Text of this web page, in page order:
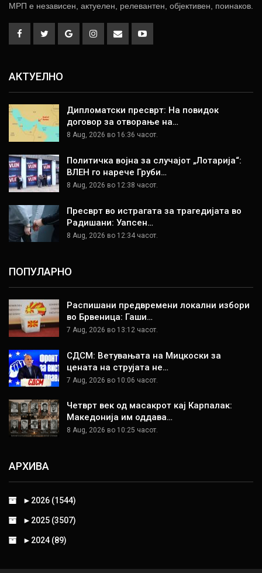
МРП е независен, актуелен, релевантен, објективен, поинаков.
АКТУЕЛНО
Дипломатски пресврт: На повидок
договор за отворање на…
8 Aug, 2026 во 16:36 часот.
Политичка војна за случајот „Лотарија“:
ВЛЕН го нарече Груби…
8 Aug, 2026 во 12:38 часот.
Пресврт во истрагата за трагедијата во
Радишани: Уапсен…
8 Aug, 2026 во 12:34 часот.
ПОПУЛАРНО
Распишани предвремени локални избори
во Брвеница: Гаши…
7 Aug, 2026 во 13:12 часот.
СДСМ: Ветувањата на Мицкоски за
цената на струјата не…
7 Aug, 2026 во 10:06 часот.
Четврт век од масакрот кај Карпалак:
Македонија им оддава…
8 Aug, 2026 во 10:25 часот.
АРХИВА
► 2026 (1544)
► 2025 (3507)
► 2024 (89)